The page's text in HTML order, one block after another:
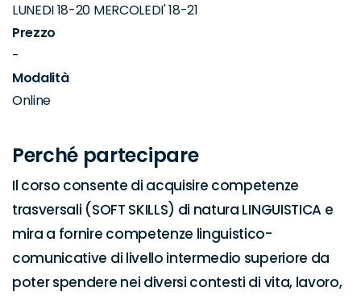
LUNEDI 18-20 MERCOLEDI' 18-21
Prezzo
-
Modalità
Online
Perché partecipare
Il corso consente di acquisire competenze
trasversali (SOFT SKILLS) di natura LINGUISTICA e
mira a fornire competenze linguistico-
comunicative di livello intermedio superiore da
poter spendere nei diversi contesti di vita, lavoro,